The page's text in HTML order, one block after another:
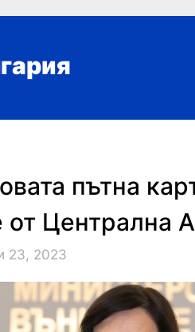
пътна
Централна
23, 2023